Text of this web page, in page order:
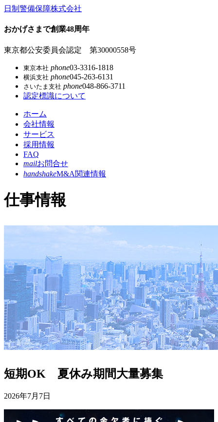
コ
テ
ツ
日制警備保障株式会社
おかげさまで創業48周年
東京都公安委員会認定 第30000558号
東京本社 phone03-3316-1818
横浜支社 phone045-263-6131
さいたま支社 phone048-866-3711
認定標識について
ホーム
会社情報
サービス
採用情報
FAQ
mailお問合せ
handshakeM&A関連情報
仕事情報
短期OK 夏休み期間大量募集
2026年7月7日